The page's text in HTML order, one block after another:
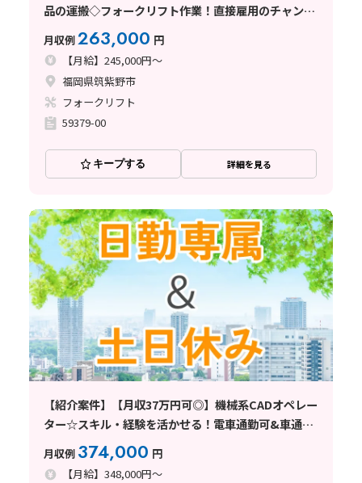
品の運搬◇フォークリフト作業！直接雇用のチャンス
月収例263,000 円
【月給】245,000円～
福岡県筑紫野市
フォークリフト
59379-00
キープする 詳細を見る
【紹介案件】【月収37万円可◎】機械系CADオペレー
ター☆スキル・経験を活かせる！電車通勤可&車通勤
もOK♪
月収例 374,000 円
【月給】348,000円～